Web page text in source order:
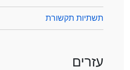
תשתיות תקשורת
עזרים